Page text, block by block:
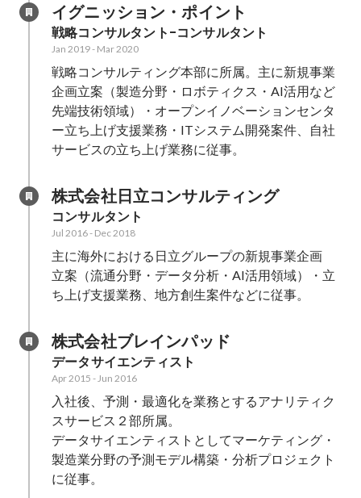
ンコンテストです。
イグニッション・ポイント
戦略コンサルタント-コンサルタント
Jan 2019- Mar 2020
戦略コンサルティング本部に所属。主に新規事業
企画立案（製造分野・ロボティクス・AI活用など
先端技術領域）・オープンイノベーションセンタ
ー立ち上げ支援業務・ITシステム開発案件、自社
サービスの立ち上げ業務に従事。
株式会社日立コンサルティング
コンサルタント
Jul 2016- Dec 2018
主に海外における日立グループの新規事業企画
立案（流通分野・データ分析・AI活用領域）・立
ち上げ支援業務、地方創生案件などに従事。
株式会社ブレインパッド
データサイエンティスト
Apr 2015 -Jun 2016
入社後、予測・最適化を業務とするアナリティク
スサービス２部所属。
データサイエンティストとしてマーケティング・
製造業分野の予測モデル構築・分析プロジェクト
に従事。